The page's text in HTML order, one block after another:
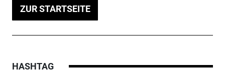
ZUR STARTSEITE
HASHTAG